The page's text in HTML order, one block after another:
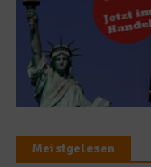
Meistgelesen